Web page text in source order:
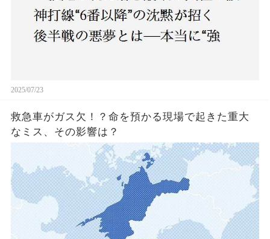
2025/07/23
救急車がガス欠！？命を預かる現場で起きた重大
なミス、その影響は？